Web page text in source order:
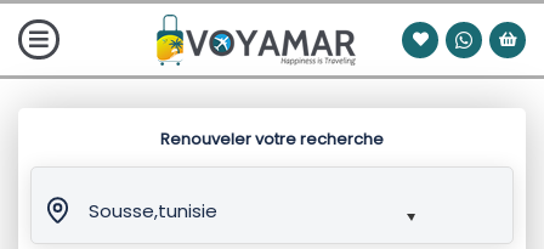
Renouveler votre recherche
Sousse,tunisie